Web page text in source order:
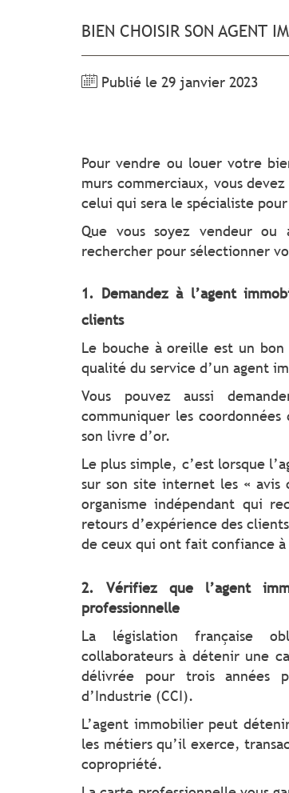
BIEN CHOISIR SON AGENT
Publié le 29 janvier 2023
Pour vendre ou louer votre
murs commerciaux, vous
celui qui sera le spécialiste
Que vous soyez vendeur
rechercher pour sélectionner
1. Demandez à l’agent
clients
Le bouche à oreille est un
qualité du service d’un agent
Vous pouvez aussi
communiquer les
son livre d’or.
Le plus simple, c’est lorsque
sur son site internet les « avis
organisme indépendant qui
retours d’expérience des
de ceux qui ont fait confiance à
2. Vérifiez que l’agent
professionnelle
La législation française
collaborateurs à détenir une
délivrée pour trois années
d’Industrie (CCI).
L’agent immobilier peut
les métiers qu’il exerce,
copropriété.